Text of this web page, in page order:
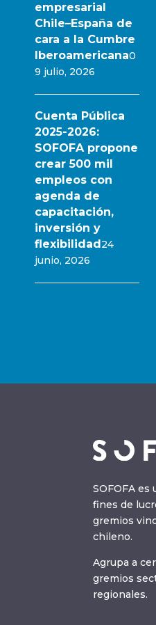
empresarial
Chile–España de
cara a la Cumbre
Iberoamericana0
9 julio, 2026
Cuenta Pública
2025-2026:
SOFOFA propone
crear 500 mil
empleos con
agenda de
capacitación,
inversión y
flexibilidad24
junio, 2026
SOFOFA es
fines de
gremios
chileno.
Agrupa a
gremios
regionales.